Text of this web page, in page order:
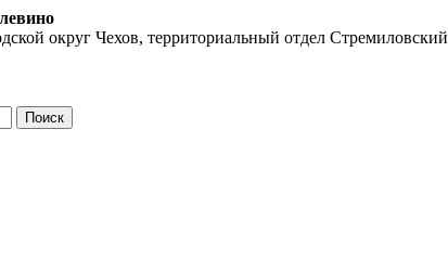
округ Чехов, территориальный отдел Стремиловский
Поиск